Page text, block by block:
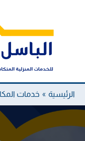
الرئيسية خدمات